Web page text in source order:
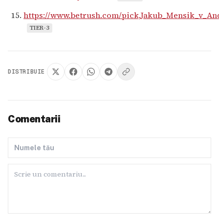
https://www.betrush.com/
TIER-3
DISTRIBUIE
Comentarii